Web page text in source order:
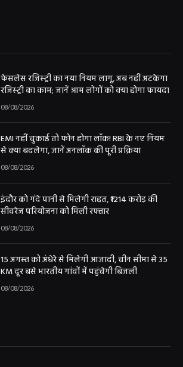
फेसलेस रजिस्ट्री का नया नियम लागू, अब नहीं अटकेगा
रजिस्ट्री का काम; जानें आम लोगों को क्या होगा फायदा
08/08/2026
EMI नहीं चुकाई तो फोन होगा लॉक! RBI के नए नियम
से क्या बदलेगा, जानें अनलॉक की पूरी प्रक्रिया
08/08/2026
इंदौर को गंदे पानी से मिलेगी राहत, ₹1214 करोड़ की
सीवरेज परियोजना को मिली रफ्तार
08/08/2026
15 अगस्त को अंधेरे से मिलेगी आजादी, चीन सीमा से 35
KM दूर बसे भारतीय गांवों में पहुंचेगी बिजली
08/08/2026